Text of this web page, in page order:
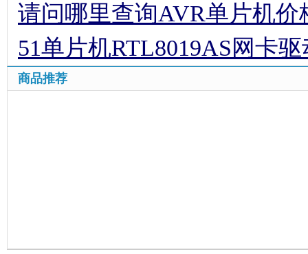
请问哪里查询AVR单片机
51单片机RTL8019AS网卡
商品推荐